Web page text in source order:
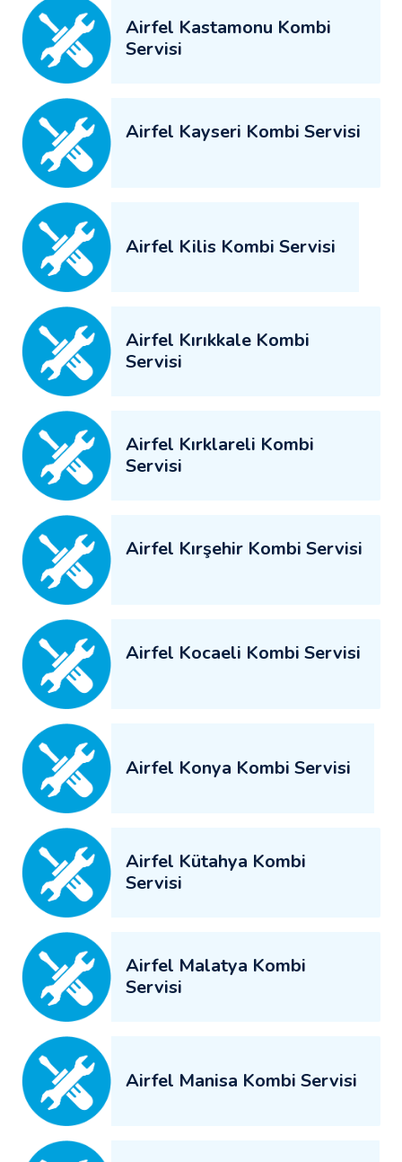
Airfel Kastamonu Kombi
Servisi
Airfel Kayseri Kombi Servisi
Airfel Kilis Kombi Servisi
Airfel Kırıkkale Kombi
Servisi
Airfel Kırklareli Kombi
Servisi
Airfel Kırşehir Kombi Servisi
Airfel Kocaeli Kombi Servisi
Airfel Konya Kombi Servisi
Airfel Kütahya Kombi
Servisi
Airfel Malatya Kombi
Servisi
Airfel Manisa Kombi Servisi